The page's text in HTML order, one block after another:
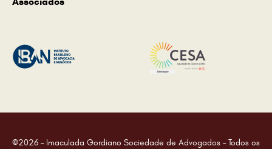
©2026 – Imaculada Gordiano Sociedade de Advogados – Todos os